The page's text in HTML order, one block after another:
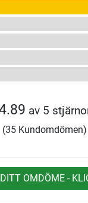
av 5
(35 Kundomdömen)
OMDÖME -